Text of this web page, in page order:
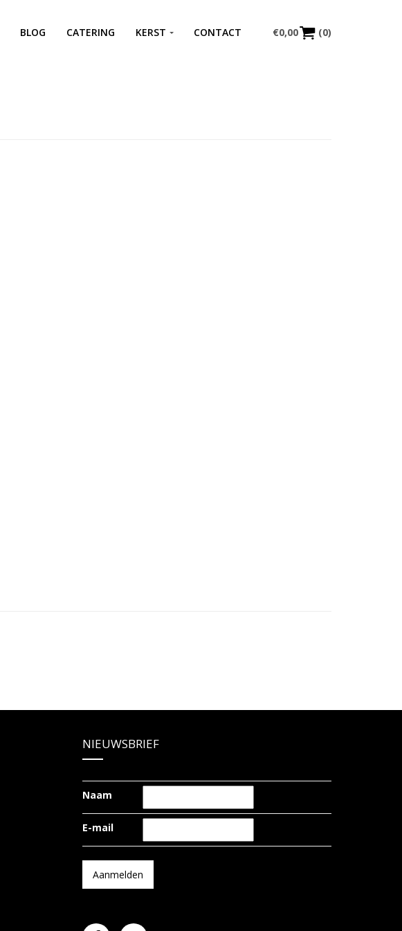
€0,00 (0)
BLOG CATERING KERST CONTACT
NIEUWSBRIEF
Naam
E-mail